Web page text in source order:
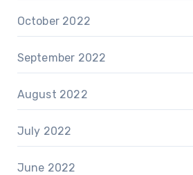
October 2022
September 2022
August 2022
July 2022
June 2022